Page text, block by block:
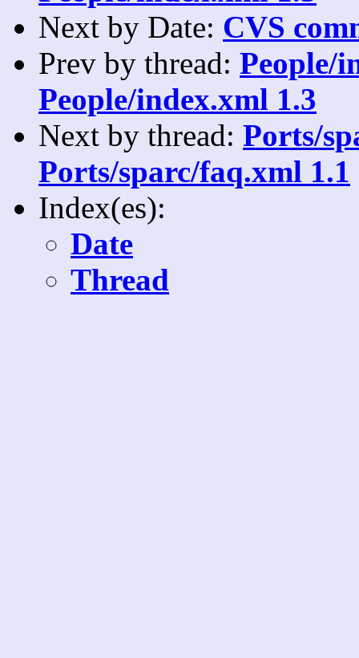
Next by Date: CVS
Prev by thread: People/
People/index.xml 1.3
Next by thread: Ports/
Ports/sparc/faq.xml 1.1
Index(es):
Date
Thread